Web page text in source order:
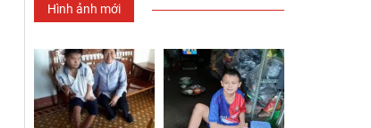
Hình ảnh mới